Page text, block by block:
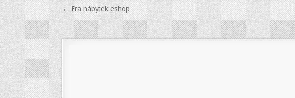
Navigace
pro
příspěvek
← Era nábytek eshop